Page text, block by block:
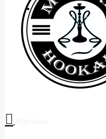
+38 (095) 945 04 33